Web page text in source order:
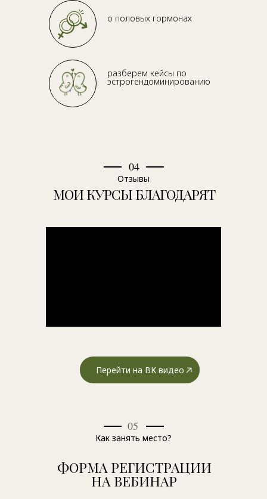
о половых гормонах
разберем кейсы по
эстрогендоминированию
Перейти на ВК видео
МОИ КУРСЫ БЛАГОДАРЯТ
04
Отзывы
ФОРМА РЕГИСТРАЦИИ
НА ВЕБИНАР
05
Как занять место?